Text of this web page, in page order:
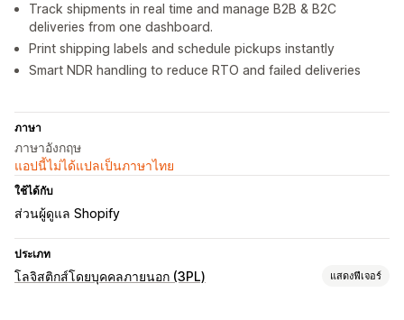
Track shipments in real time and manage B2B & B2C
deliveries from one dashboard.
Print shipping labels and schedule pickups instantly
Smart NDR handling to reduce RTO and failed deliveries
ภาษา
ภาษาอังกฤษ
แอปนี้ไม่ได้แปลเป็นภาษาไทย
ใช้ได้กับ
ส่วนผู้ดูแล Shopify
ประเภท
โลจิสติกส์โดยบุคคลภายนอก (3PL) แสดงฟีเจอร์